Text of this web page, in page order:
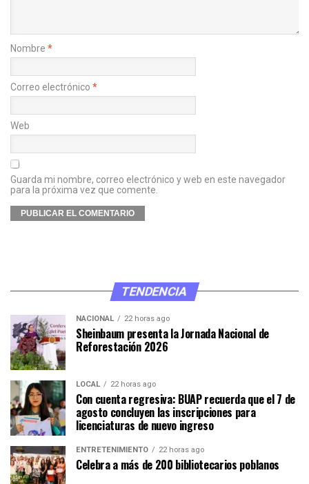
Nombre *
Correo electrónico *
Web
Guarda mi nombre, correo electrónico y web en este navegador
para la próxima vez que comente.
TENDENCIA
NACIONAL 22 horas ago
Sheinbaum presenta la Jornada Nacional de
Reforestación 2026
LOCAL 22 horas ago
Con cuenta regresiva: BUAP recuerda que el 7 de
agosto concluyen las inscripciones para
licenciaturas de nuevo ingreso
ENTRETENIMIENTO 22 horas ago
Celebra a más de 200 bibliotecarios poblanos